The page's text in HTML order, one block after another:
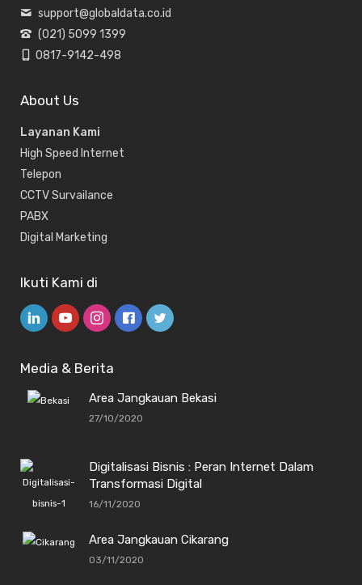
support@globaldata.co.id
(021) 5099 1399
0817-9142-498
About Us
Layanan Kami
High Speed Internet
Telepon
CCTV Survailance
PABX
Digital Marketing
Ikuti Kami di
Media & Berita
Area Jangkauan Bekasi
27/10/2020
Digitalisasi Bisnis : Peran Internet Dalam
Transformasi Digital
16/11/2020
Area Jangkauan Cikarang
03/11/2020